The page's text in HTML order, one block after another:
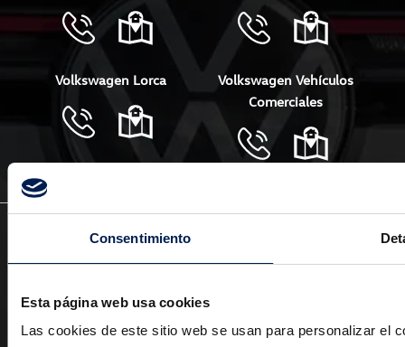
Consentimiento
Esta página web usa cookies
Las cookies de este sitio web se usan para personalizar el
Volkswagen Lorca
Volkswagen Vehículos
Comerciales
© Copyright Huertas Motor 2024 Todos los derechos
Política de cookies
Aviso legal
EU Data Act